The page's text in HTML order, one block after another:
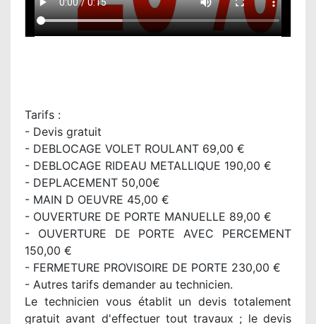
Tarifs :
- Devis gratuit
- DEBLOCAGE VOLET ROULANT 69,00 €
- DEBLOCAGE RIDEAU METALLIQUE 190,00 €
- DEPLACEMENT 50,00€
- MAIN D OEUVRE 45,00 €
- OUVERTURE DE PORTE MANUELLE 89,00 €
- OUVERTURE DE PORTE AVEC PERCEMENT
150,00 €
- FERMETURE PROVISOIRE DE PORTE 230,00 €
- Autres tarifs demander au technicien.
Le technicien vous établit un devis totalement
gratuit avant d'effectuer tout travaux ; le devis